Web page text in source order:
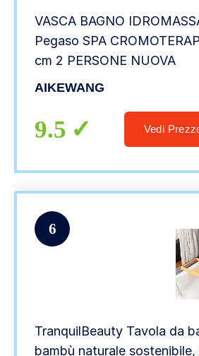
VASCA BAGNO
Pegaso SPA
cm 2 PERSONE NUOVA
AIKEWANG
9.5 Vedi
6
TranquilBeauty Tavola da
bambù naturale sostenibile,